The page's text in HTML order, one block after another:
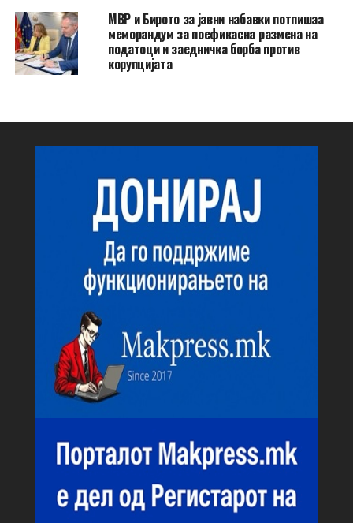
МВР и Бирото за јавни набавки потпишаа
меморандум за поефикасна размена на
податоци и заедничка борба против
корупцијата